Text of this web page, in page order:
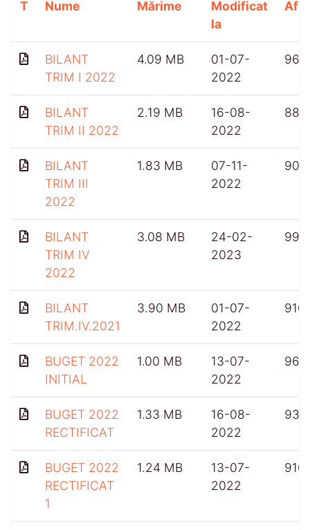
T Nume Mărime
Modificat
la
BILANT
TRIM I 2022
4.09 MB
01-07-
2022
968
BILANT
TRIM II 2022
2.19 MB
16-08-
2022
886
BILANT
TRIM III
2022
1.83 MB
07-11-
2022
906
BILANT
TRIM IV
2022
3.08 MB
24-02-
2023
992
BILANT
TRIM.IV.2021
3.90 MB
01-07-
2022
910
BUGET 2022
INITIAL
1.00 MB
13-07-
2022
965
BUGET 2022
RECTIFICAT
1.33 MB
16-08-
2022
934
BUGET 2022
RECTIFICAT
1
1.24 MB
13-07-
2022
910